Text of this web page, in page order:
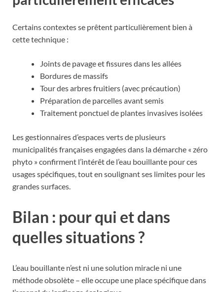
Certains contextes se prêtent particulièrement bien à
cette technique :
Joints de pavage et fissures dans les allées
Bordures de massifs
Tour des arbres fruitiers (avec précaution)
Préparation de parcelles avant semis
Traitement ponctuel de plantes invasives isolées
Les gestionnaires d’espaces verts de plusieurs
municipalités françaises engagées dans la démarche « zéro
phyto » confirment l’intérêt de l’eau bouillante pour ces
usages spécifiques, tout en soulignant ses limites pour les
grandes surfaces.
Bilan : pour qui et dans
quelles situations ?
L’eau bouillante n’est ni une solution miracle ni une
méthode obsolète – elle occupe une place spécifique dans